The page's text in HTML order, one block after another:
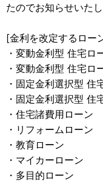
たのでお知らせいたし
[金利を改定するロー
・変動金利型 住宅ロ
・変動金利型 住宅ロ
・固定金利選択型 住
・固定金利選択型 住
・住宅諸費用ローン
・リフォームローン
・教育ローン
・マイカーローン
・多目的ローン